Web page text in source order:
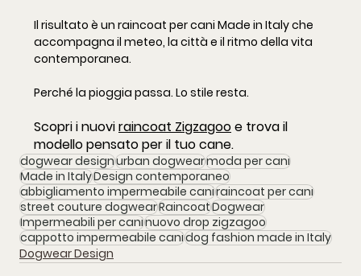
Il risultato è un raincoat per cani Made in Italy che
accompagna il meteo, la città e il ritmo della vita
contemporanea.
Perché la pioggia passa. Lo stile resta.
Scopri i nuovi raincoat Zigzagoo e trova il
modello pensato per il tuo cane.
dogwear designurban dogwearmoda per cani
Made in ItalyDesign contemporaneo
abbigliamento impermeabile caniraincoat per cani
street couture dogwearRaincoatDogwear
Impermeabili per caninuovo drop zigzagoo
cappotto impermeabile canidog fashion made in Italy
Dogwear Design